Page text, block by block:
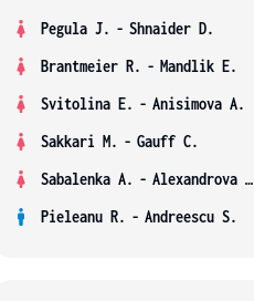
Pegula J. - Shnaider D.
Brantmeier R. - Mandlik E.
Svitolina E. - Anisimova A.
Sakkari M. - Gauff C.
Sabalenka A. - Alexandrova E.
Pieleanu R. - Andreescu S.